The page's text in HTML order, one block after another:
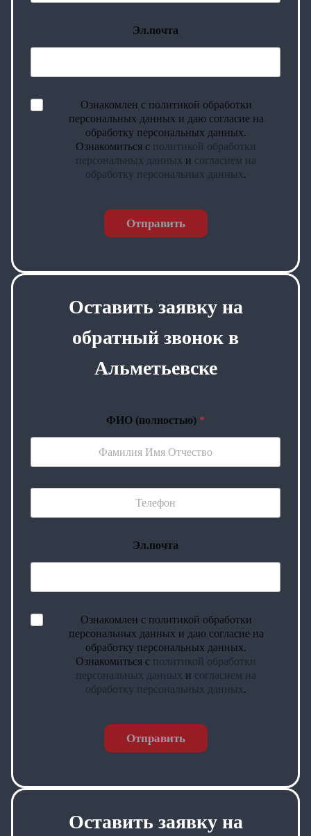
Эл.почта
Ознакомлен с политикой обработки
персональных данных и даю согласие на
обработку персональных данных.
Ознакомиться с политикой обработки
персональных данных и согласием на
обработку персональных данных.
Отправить
Оставить заявку на
обратный звонок в
Альметьевске
ФИО (полностью) *
Эл.почта
Ознакомлен с политикой обработки
персональных данных и даю согласие на
обработку персональных данных.
Ознакомиться с политикой обработки
персональных данных и согласием на
обработку персональных данных.
Отправить
Оставить заявку на